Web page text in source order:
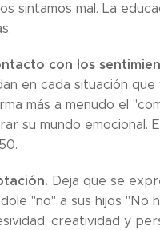
sintamos mal. La
con los
en cada situación que
más a menudo el
su mundo emocional.
Deja que se
"no" a sus hijos "No
creatividad y